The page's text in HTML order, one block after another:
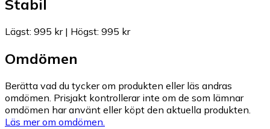
Stabil
Lägst: 995 kr| Högst: 995 kr
Omdömen
Berätta vad du tycker om produkten eller läs andras
omdömen. Prisjakt kontrollerar inte om de som lämnar
omdömen har använt eller köpt den aktuella produkten.
Läs mer om omdömen.